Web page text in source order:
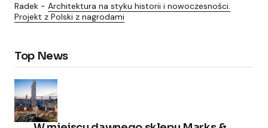
Radek - Architektura na styku historii i nowoczesności.
Projekt z Polski z nagrodami
Top News